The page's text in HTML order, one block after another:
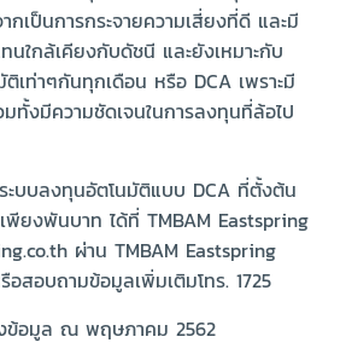
กเป็นการกระจายความเสี่ยงที่ดี และมี
นใกล้เคียงกับดัชนี และยังเหมาะกับ
เท่าๆกันทุกเดือน หรือ DCA เพราะมี
ทั้งมีความชัดเจนในการลงทุนที่ล้อไป
ะบบลงทุนอัตโนมัติแบบ DCA ที่ตั้งต้น
เพียงพันบาท ได้ที่ TMBAM Eastspring
ผ่าน TMBAM Eastspring
สอบถามข้อมูลเพิ่มเติมโทร. 1725
งข้อมูล ณ พฤษภาคม 2562